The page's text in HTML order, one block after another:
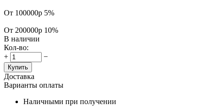
От 100000р 5%
От 200000р 10%
В наличии
Кол-во:
+
−
Купить
Доставка
Варианты оплаты
Наличными при получении